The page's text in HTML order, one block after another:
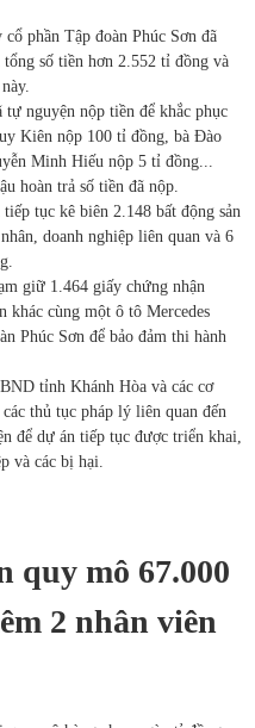
phần Tập đoàn Phúc Sơn đã
số tiền hơn 2.552 tỉ đồng và
nguyện nộp tiền để khắc phục
Kiên nộp 100 tỉ đồng, bà Đào
Minh Hiếu nộp 5 tỉ đồng...
hoàn trả số tiền đã nộp.
tục kê biên 2.148 bất động sản
doanh nghiệp liên quan và 6
giữ 1.464 giấy chứng nhận
khác cùng một ô tô Mercedes
Phúc Sơn để bảo đảm thi hành
tỉnh Khánh Hòa và các cơ
thủ tục pháp lý liên quan đến
để dự án tiếp tục được triển khai,
và các bị hại.
quy mô 67.000
2 nhân viên